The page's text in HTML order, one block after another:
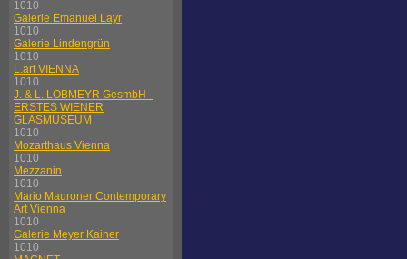
1010
Galerie Emanuel Layr
1010
Galerie Lindengrün
1010
L.art VIENNA
1010
J. & L. LOBMEYR GesmbH -
ERSTES WIENER
GLASMUSEUM
1010
Mozarthaus Vienna
1010
Mezzanin
1010
Mario Mauroner Contemporary
Art Vienna
1010
Galerie Meyer Kainer
1010